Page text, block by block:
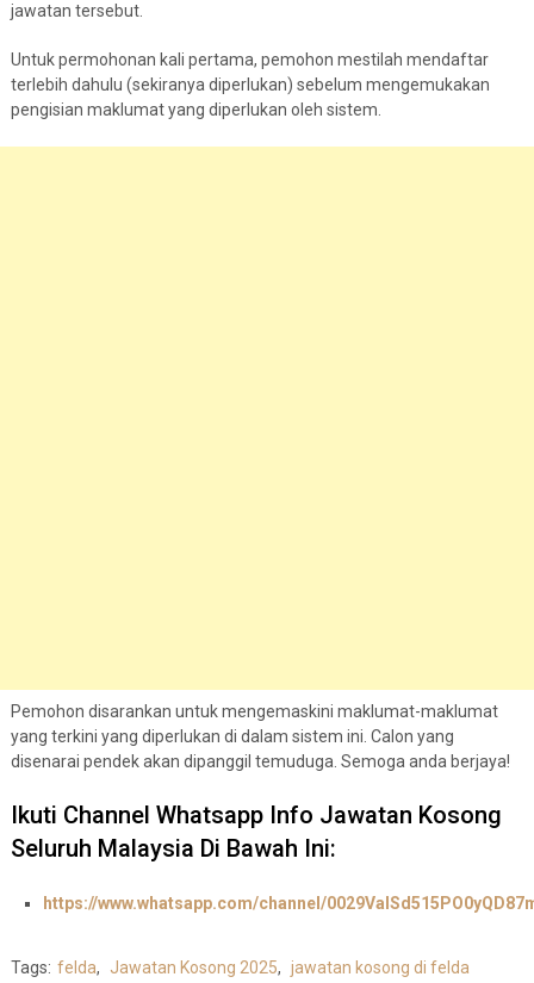
jawatan tersebut.
Untuk permohonan kali pertama, pemohon mestilah mendaftar
terlebih dahulu (sekiranya diperlukan) sebelum mengemukakan
pengisian maklumat yang diperlukan oleh sistem.
Pemohon disarankan untuk mengemaskini maklumat-maklumat
yang terkini yang diperlukan di dalam sistem ini. Calon yang
disenarai pendek akan dipanggil temuduga. Semoga anda berjaya!
Ikuti Channel Whatsapp Info Jawatan Kosong
Seluruh Malaysia Di Bawah Ini:
https://www.whatsapp.com/channel/
Tags: felda, Jawatan Kosong 2025, jawatan kosong di felda